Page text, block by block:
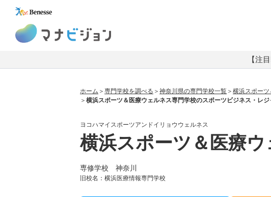
【注
ホーム 専門学校を調べる 神奈川県の専門学校一覧
横浜スポー
横浜スポーツ＆医療ウェルネス専門学校のスポーツビジネス・レジ
ヨコハマイスポーツアンドイリョウウェルネス
横浜スポーツ＆医療
専修学校 神奈川
旧校名：横浜医療情報専門学校